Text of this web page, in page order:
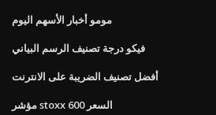
مومو أخبار الأسهم اليوم
فيكو درجة تصنيف الرسم البياني
أفضل تصنيف الضريبة على الانترنت
مؤشر stoxx 600 السعر